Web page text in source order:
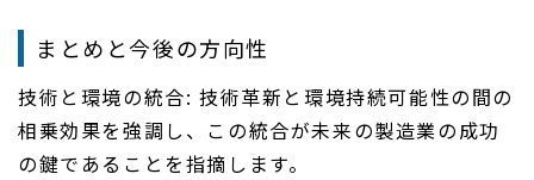
まとめと今後の方向性
技術と環境の統合: 技術革新と環境持続可能性の間の
相乗効果を強調し、この統合が未来の製造業の成功
の鍵であることを指摘します。